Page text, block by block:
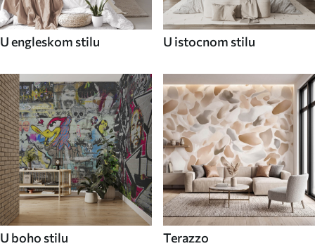
U engleskom stilu U istocnom stilu
U boho stilu Terazzo